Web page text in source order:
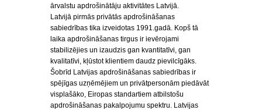
ārvalstu apdrošinātāju aktivitātes Latvijā.
Latvijā pirmās privātās apdrošināšanas
sabiedrības tika izveidotas 1991.gadā. Kopš tā
laika apdrošināšanas tirgus ir ievērojami
stabilizējies un izaudzis gan kvantitatīvi, gan
kvalitatīvi, kļūstot klientiem daudz pievilcīgāks.
Šobrīd Latvijas apdrošināšanas sabiedrības ir
spējīgas uzņēmējiem un privātpersonām piedāvāt
visplašāko, Eiropas standartiem atbilstošu
apdrošināšanas pakalpojumu spektru. Latvijas